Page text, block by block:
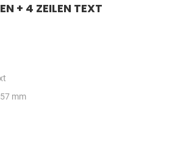
+ 4 ZEILEN TEXT
mm